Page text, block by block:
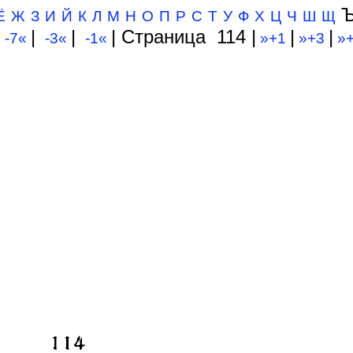
Ж З И Й К Л М Н О П Р С Т У Ф Х Ц Ч Ш Щ
-7« | -3« | -1« | Cтраница 114 | »+1 | »+3 |